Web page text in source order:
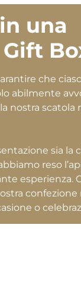
una
che
abilmente
nostra scatola
sia la
reso
esperienza.
confezione
o